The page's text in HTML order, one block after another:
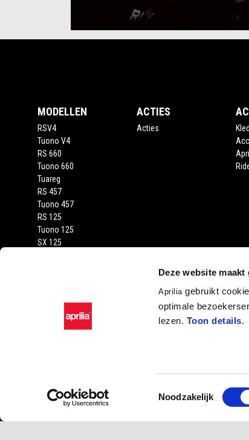
Deze website
Apriliagebruikt
optimale
lezen. Toon details.
Toestemmingsselectie
Noodzakelijk
1
1
MODELLEN
RSV4
Tuono V4
RS 660
Tuono 660
Tuareg
RS 457
Tuono 457
RS 125
Tuono 125
SX 125
ACTIES
Acties
Facebook
Instagram
YouTube